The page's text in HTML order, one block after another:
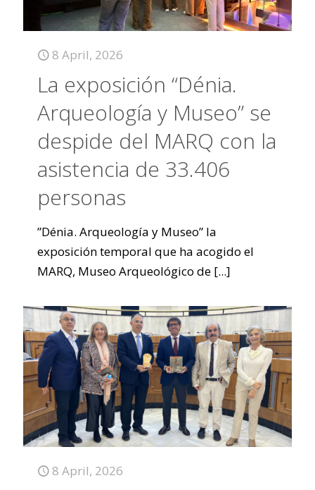
8 April, 2026
La exposición “Dénia.
Arqueología y Museo” se
despide del MARQ con la
asistencia de 33.406
personas
”Dénia. Arqueología y Museo” la
exposición temporal que ha acogido el
MARQ, Museo Arqueológico de [...]
8 April, 2026